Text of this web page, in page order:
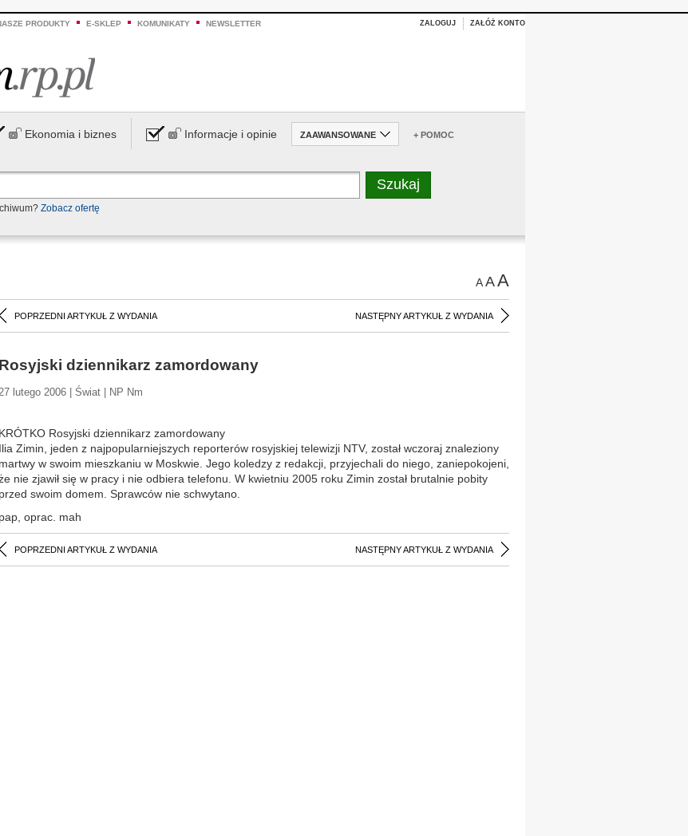
PRODUKTY E-SKLEP KOMUNIKATY NEWSLETTER ZALOGUJ ZAŁÓŻ KONTO
Ekonomia i biznes Informacje i opinie ZAAWANSOWANE + POMOC
Zobacz ofertę
AAA
POPRZEDNI ARTYKUŁ Z WYDANIA NASTĘPNY ARTYKUŁ Z WYDANIA
Rosyjski dziennikarz zamordowany
lutego 2006 | Świat | NP Nm
KRÓTKO Rosyjski dziennikarz zamordowany
Ilia Zimin, jeden z najpopularniejszych reporterów rosyjskiej telewizji NTV, został wczoraj znaleziony
martwy w swoim mieszkaniu w Moskwie. Jego koledzy z redakcji, przyjechali do niego, zaniepokojeni,
nie zjawił się w pracy i nie odbiera telefonu. W kwietniu 2005 roku Zimin został brutalnie pobity
przed swoim domem. Sprawców nie schwytano.
pap, oprac. mah
POPRZEDNI ARTYKUŁ Z WYDANIA NASTĘPNY ARTYKUŁ Z WYDANIA